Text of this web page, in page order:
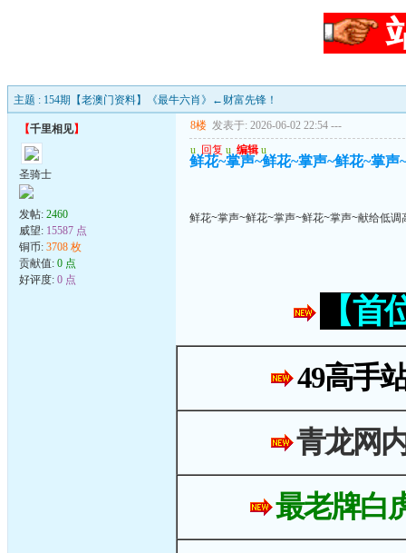
主题 : 154期【老澳门资料】《最牛六肖》←财富先锋！
【千里相见】
圣骑士
发帖: 2460
威望: 15587 点
铜币: 3708 枚
贡献值: 0 点
好评度: 0 点
8楼 发表于: 2026-06-02 22:54 ---
u 回复 u 编辑 u
鲜花~掌声~鲜花~掌声~鲜花~掌声
鲜花~掌声~鲜花~掌声~鲜花~掌声~献给低调
【
49高手
青龙网
最老牌白